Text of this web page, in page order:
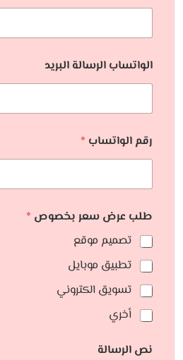
الواتساب الرسالة البريد
رقم الواتساب *
طلب عرض سعر بخصوص *
تصميم موقع
تطبيق موبايل
تسويق الكتروني
أخري
نص الرسالة